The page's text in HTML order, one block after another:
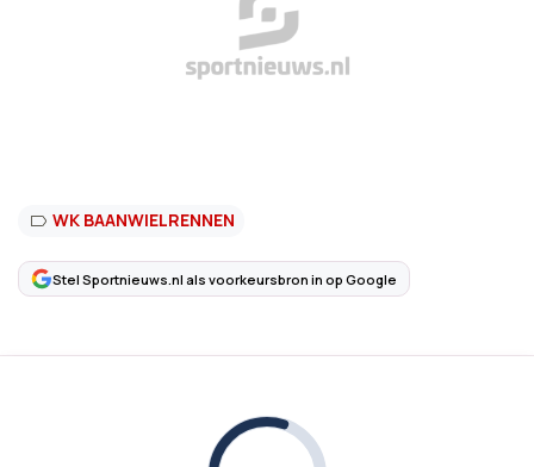
WK BAANWIELRENNEN
Stel Sportnieuws.nl als voorkeursbron in op Google